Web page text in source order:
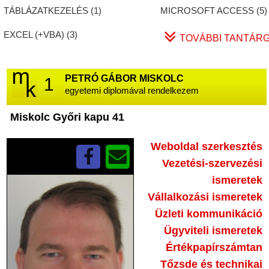
TÁBLÁZATKEZELÉS (1) MICROSOFT ACCESS (5)
EXCEL (+VBA) (3) TOVÁBBI
1
PETRÓ GÁBOR MISKOLC
egyetemi diplomával rendelkezem
☆
Miskolc Győri kapu 41
Weboldal szerkesztés
Vezetési-szervezési
ismeretek
Vállalkozási ismeretek
Üzleti kommunikáció
Ügyviteli ismeretek
Értékpapírszámtan
Tőzsde és technikai